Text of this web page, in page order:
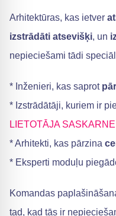
Arhitektūras, kas ietver
izstrādāti atsevišķi, un
nepieciešami tādi
* Inženieri, kas saprot
* Izstrādātāji, kuriem ir
LIETOTĀJA SASKARNE
* Arhitekti, kas pārzina
* Eksperti moduļu
Komandas
tad, kad tās ir